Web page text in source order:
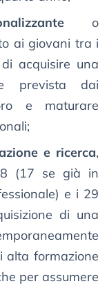
o
ai giovani tra i
acquisire una
prevista dai
e maturare
e ricerca,
(17 se già in
e i 29
di una
alta formazione
per assumere